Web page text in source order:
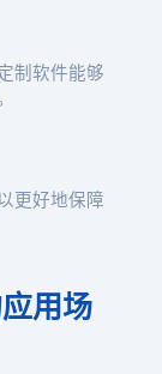
制软件能够
更好地保障
用场